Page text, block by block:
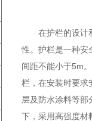
在护栏的设计
性。护栏是一种安
间距不能小于5m
栏，在安装时要求
层及防水涂料等
下，采用高强度材